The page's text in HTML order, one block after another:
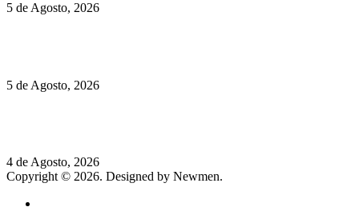
5 de Agosto, 2026
5 de Agosto, 2026
4 de Agosto, 2026
Copyright © 2026. Designed by Newmen.